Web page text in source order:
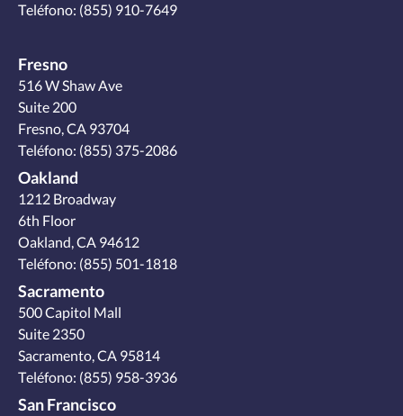
Teléfono: (855) 910-7649
Fresno
516 W Shaw Ave
Suite 200
Fresno, CA 93704
Teléfono: (855) 375-2086
Oakland
1212 Broadway
6th Floor
Oakland, CA 94612
Teléfono: (855) 501-1818
Sacramento
500 Capitol Mall
Suite 2350
Sacramento, CA 95814
Teléfono: (855) 958-3936
San Francisco